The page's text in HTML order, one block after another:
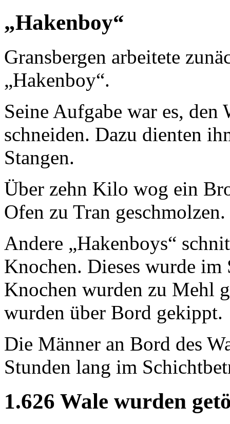
„Hakenboy“
Gransbergen arbeitete
„Hakenboy“.
Seine Aufgabe war es, den
schneiden. Dazu dienten
Stangen.
Über zehn Kilo wog ein
Ofen zu Tran geschmolzen.
Andere „Hakenboys“
Knochen. Dieses wurde
Knochen wurden zu Mehl
wurden über Bord gekippt.
Die Männer an Bord des
Stunden lang im
1.626 Wale wurden